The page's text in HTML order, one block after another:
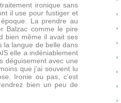
ironique sans
il use pour fustiger et
La prendre au
Balzac comme le pire
bien même il avait ses
la langue de belle dans
elle a indéniablement
déguisement avec une
que j'ai souvent lu
Ironie ou pas, c'est
bien un peu de